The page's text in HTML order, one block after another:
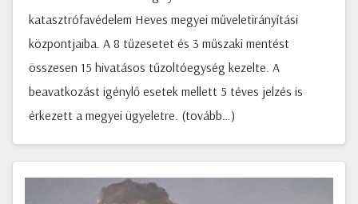
katasztrófavédelem Heves megyei műveletirányítási
központjaiba. A 8 tűzesetet és 3 műszaki mentést
összesen 15 hivatásos tűzoltóegység kezelte. A
beavatkozást igénylő esetek mellett 5 téves jelzés is
érkezett a megyei ügyeletre. (tovább…)